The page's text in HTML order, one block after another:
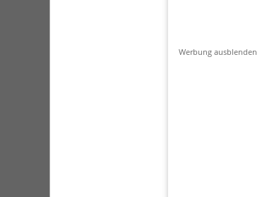
Werbung ausblenden